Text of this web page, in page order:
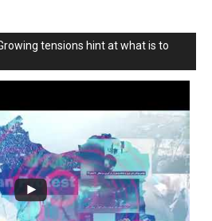
tensions hint at what is to